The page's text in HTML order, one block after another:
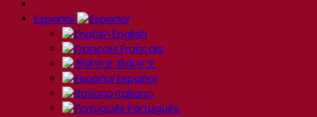
Español
English
Français
简体中文
Español
Italiano
Português